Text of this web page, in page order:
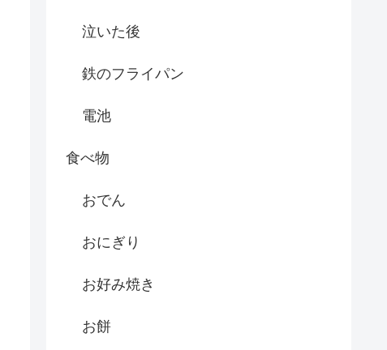
泣いた後
鉄のフライパン
電池
食べ物
おでん
おにぎり
お好み焼き
お餅